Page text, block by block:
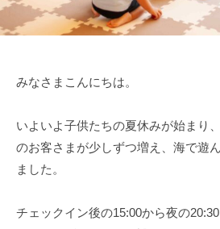
みなさまこんにちは。
いよいよ子供たちの夏休みが始まり
のお客さまが少しずつ増え、海で遊
ました。
チェックイン後の15:00から夜の